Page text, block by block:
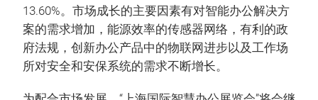
13.60%。市场成长的主要因素有对智能办公解决方
案的需求增加，能源效率的传感器网络，有利的政
府法规，创新办公产品中的物联网进步以及工作场
所对安全和安保系统的需求不断增长。